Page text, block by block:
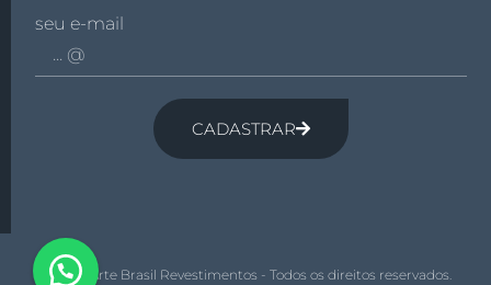
seu e-mail
CADASTRAR
© 2026 Arte Brasil Revestimentos - Todos os direitos reservados.